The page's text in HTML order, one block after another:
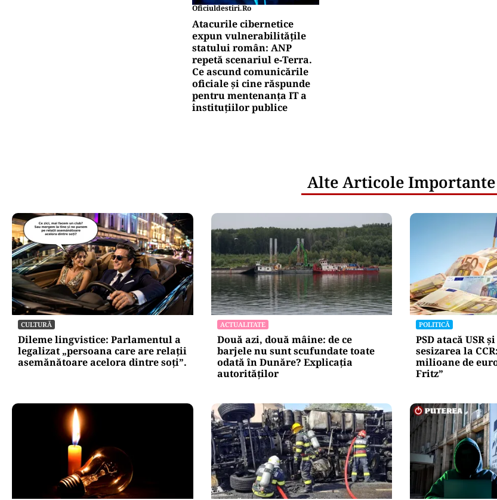
Oficiuldestiri.ro
Atacurile cibernetice
expun vulnerabilitățile
statului român: ANP
repetă scenariul e‑Terra.
Ce ascund comunicările
oficiale și cine răspunde
pentru mentenanța IT a
instituțiilor publice
Alte Articole Importante
CULTURĂ
Dileme lingvistice: Parlamentul a
legalizat „persoana care are relații
asemănătoare acelora dintre soți”.
ACTUALITATE
Două azi, două mâine: de ce
barjele nu sunt scufundate toate
odată în Dunăre? Explicația
autorităților
POLITICĂ
PSD atacă USR
sesizarea la
milioane de
Fritz”